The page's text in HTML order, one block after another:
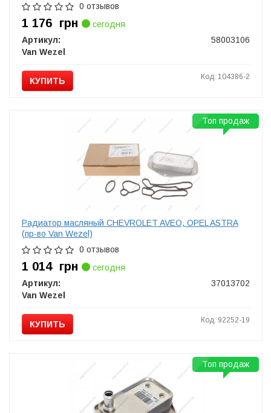
0 отзывов
1 176 грн
сегодня
Артикул:
58003106
Van Wezel
КУПИТЬ Код: 104386-2
Радиатор масляный CHEVROLET AVEO, OPEL ASTRA
(пр-во Van Wezel)
0 отзывов
1 014 грн
сегодня
Артикул:
37013702
Van Wezel
КУПИТЬ Код: 92252-19
Топ продаж
Топ продаж